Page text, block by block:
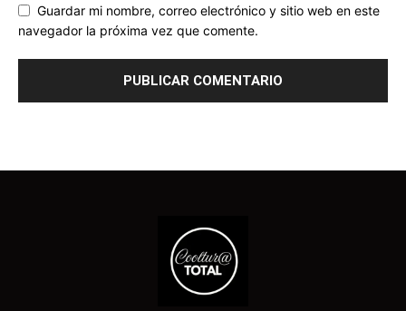
Guardar mi nombre, correo electrónico y sitio web en este
navegador la próxima vez que comente.